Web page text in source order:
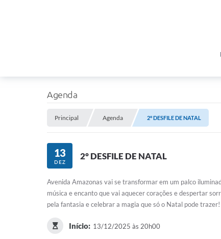
Agenda
Principal Agenda 2° DESFILE DE NATAL
13
DEZ
2° DESFILE DE NATAL
Avenida Amazonas vai se transformar em um palco
música e encanto que vai aquecer corações e despertar
pela fantasia e celebrar a magia que só o Natal pode trazer!
Início: 13/12/2025 às 20h00